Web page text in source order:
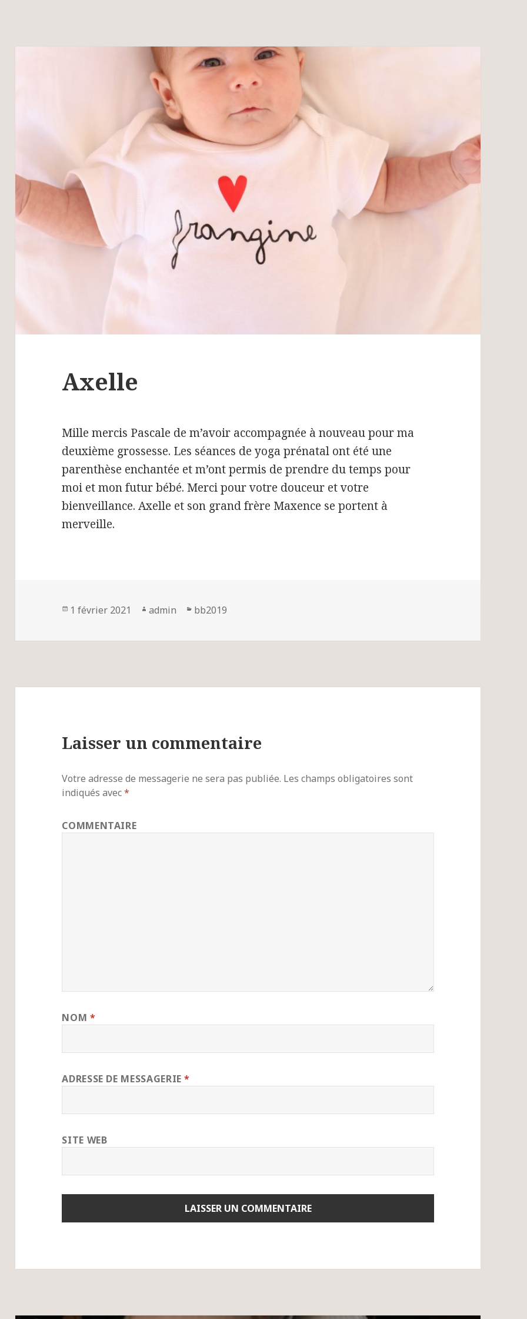
Axelle
Mille mercis Pascale de m’avoir accompagnée à nouveau pour ma
deuxième grossesse. Les séances de yoga prénatal ont été une
parenthèse enchantée et m’ont permis de prendre du temps pour
moi et mon futur bébé. Merci pour votre douceur et votre
bienveillance. Axelle et son grand frère Maxence se portent à
merveille.
Publié
1 février 2021 Auteur
admin Catégories
bb2019
Laisser un commentaire
Votre adresse de messagerie ne sera pas publiée. Les champs obligatoires sont
indiqués avec*
COMMENTAIRE
NOM *
ADRESSE DE MESSAGERIE*
SITE WEB